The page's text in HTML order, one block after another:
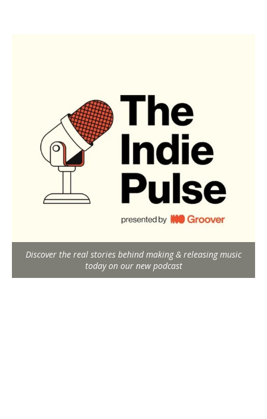
Discover the real stories behind making & releasing music
today on our new podcast